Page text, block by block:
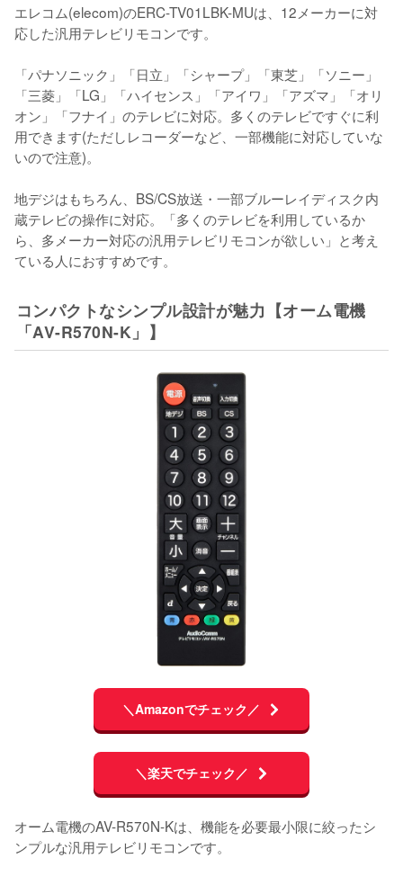
エレコム(elecom)のERC-TV01LBK-MUは、12メーカーに対
応した汎用テレビリモコンです。
「パナソニック」「日立」「シャープ」「東芝」「ソニー」
「三菱」「LG」「ハイセンス」「アイワ」「アズマ」「オリ
オン」「フナイ」のテレビに対応。多くのテレビですぐに利
用できます(ただしレコーダーなど、一部機能に対応していな
いので注意)。
地デジはもちろん、BS/CS放送・一部ブルーレイディスク内
蔵テレビの操作に対応。「多くのテレビを利用しているか
ら、多メーカー対応の汎用テレビリモコンが欲しい」と考え
ている人におすすめです。
コンパクトなシンプル設計が魅力【オーム電機
「AV-R570N-K」】
＼Amazonでチェック／
＼楽天でチェック／
オーム電機のAV-R570N-Kは、機能を必要最小限に絞ったシ
ンプルな汎用テレビリモコンです。